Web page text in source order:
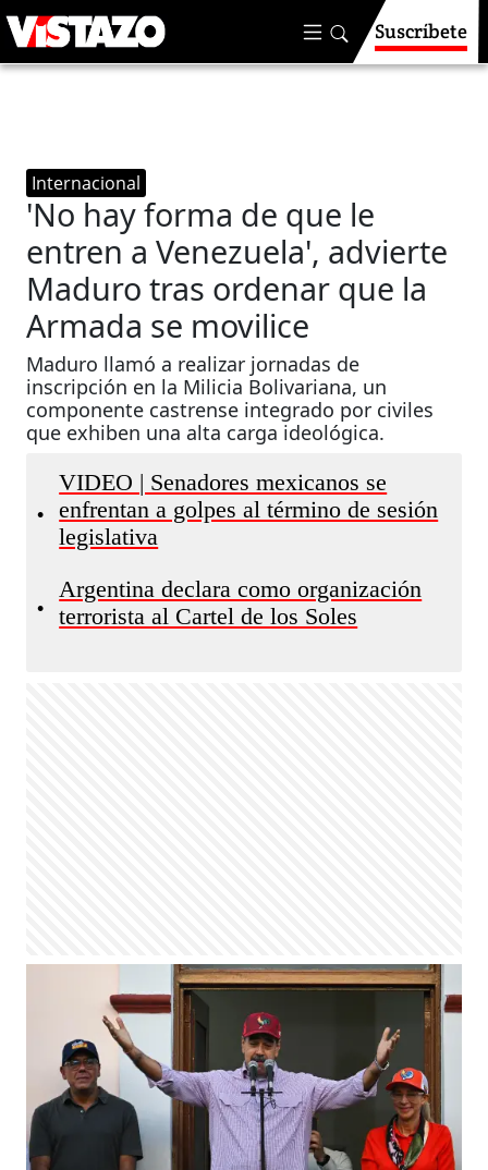
Suscríbete
Internacional
'No hay forma de que le
entren a Venezuela', advierte
Maduro tras ordenar que la
Armada se movilice
Maduro llamó a realizar jornadas de
inscripción en la Milicia Bolivariana, un
componente castrense integrado por civiles
que exhiben una alta carga ideológica.
•
VIDEO | Senadores mexicanos se
enfrentan a golpes al término de sesión
legislativa
•
Argentina declara como organización
terrorista al Cartel de los Soles